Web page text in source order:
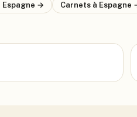
Espagne → Carnets à Espagne